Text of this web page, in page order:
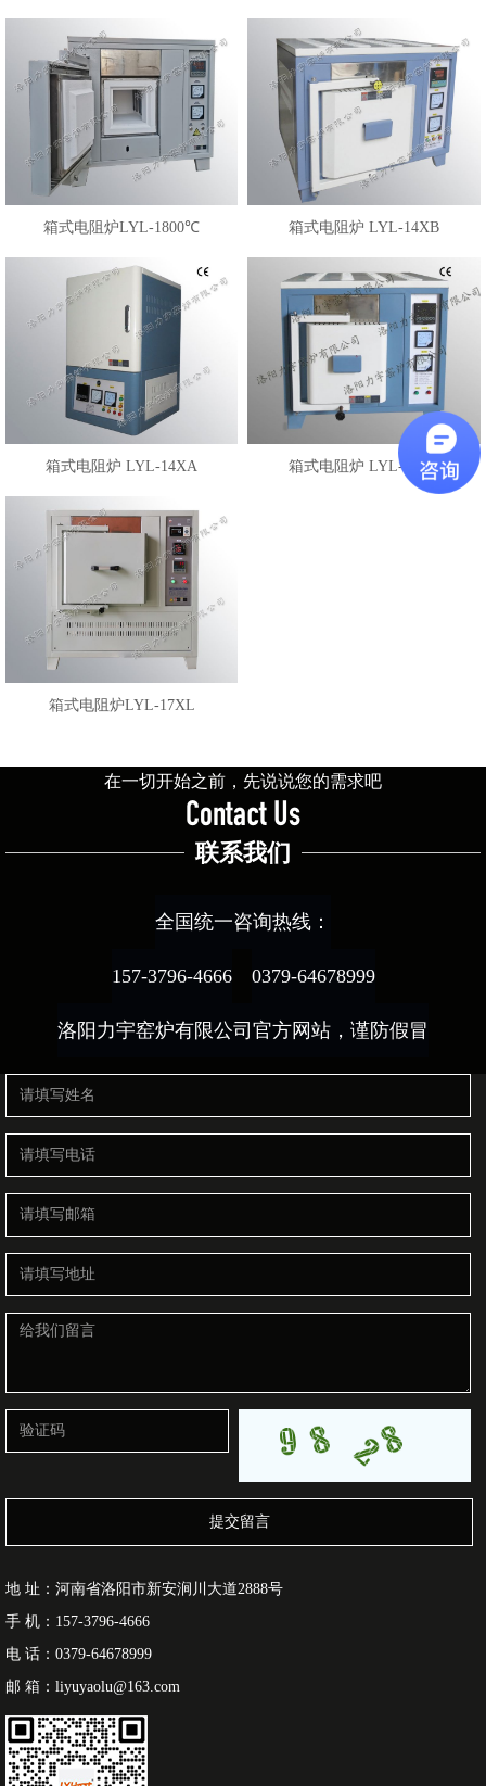
箱式电阻炉LYL-1800℃ 箱式电阻炉 LYL-14XB
箱式电阻炉 LYL-14XA 箱式电阻炉 LYL-17XB
箱式电阻炉LYL-17XL
在一切开始之前，先说说您的需求吧
Contact Us
联系我们
全国统一咨询热线：
157-3796-4666 0379-64678999
洛阳力宇窑炉有限公司官方网站，谨防假冒
提交留言
地 址：河南省洛阳市新安涧川大道2888号
手 机：157-3796-4666
电 话：0379-64678999
邮 箱：liyuyaolu@163.com